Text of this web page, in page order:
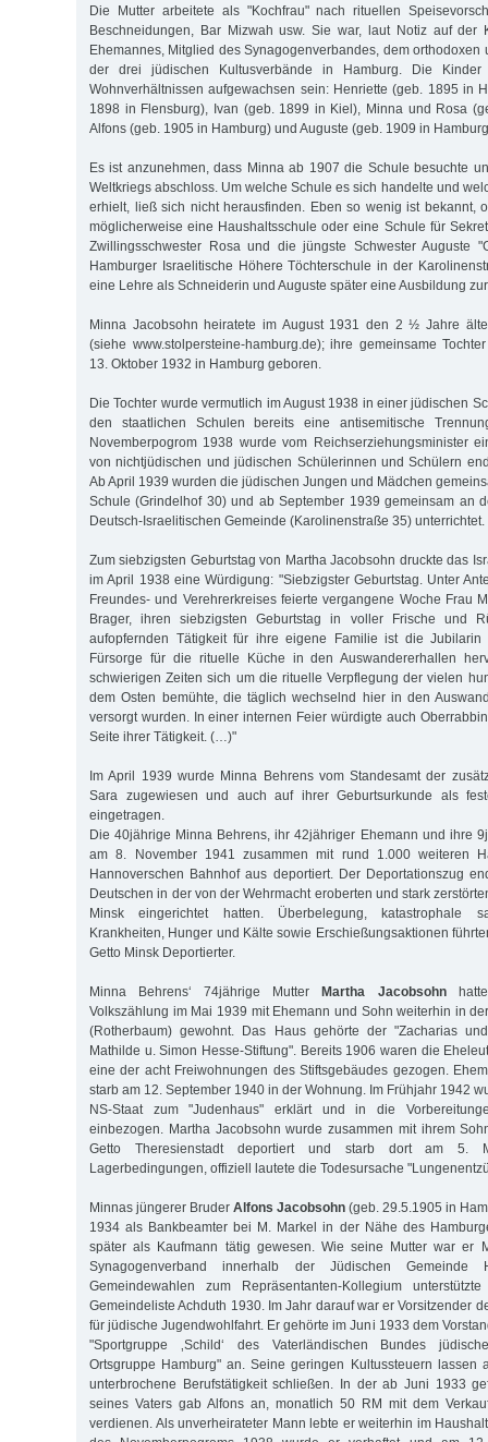
Die Mutter arbeitete als "Kochfrau" nach rituellen
Beschneidungen, Bar Mizwah usw. Sie war, laut Notiz auf der
Ehemannes, Mitglied des Synagogenverbandes, dem orthodoxen
der drei jüdischen Kultusverbände in Hamburg. Die
Wohnverhältnissen aufgewachsen sein: Henriette (geb. 1895 in
1898 in Flensburg), Ivan (geb. 1899 in Kiel), Minna und Rosa
Alfons (geb. 1905 in Hamburg) und Auguste (geb. 1909 in
Es ist anzunehmen, dass Minna ab 1907 die Schule besuchte
Weltkriegs abschloss. Um welche Schule es sich handelte und
erhielt, ließ sich nicht herausfinden. Eben so wenig ist bekannt,
möglicherweise eine Haushaltsschule oder eine Schule für
Zwillingsschwester Rosa und die jüngste Schwester Auguste
Hamburger Israelitische Höhere Töchterschule in der
eine Lehre als Schneiderin und Auguste später eine Ausbildung
Minna Jacobsohn heiratete im August 1931 den 2 ½ Jahre
(siehe www.stolpersteine-hamburg.de); ihre gemeinsame
13. Oktober 1932 in Hamburg geboren.
Die Tochter wurde vermutlich im August 1938 in einer jüdischen
den staatlichen Schulen bereits eine antisemitische
Novemberpogrom 1938 wurde vom Reichserziehungsminister
von nichtjüdischen und jüdischen Schülerinnen und Schülern
Ab April 1939 wurden die jüdischen Jungen und Mädchen
Schule (Grindelhof 30) und ab September 1939 gemeinsam an
Deutsch-Israelitischen Gemeinde (Karolinenstraße 35) unterrichtet.
Zum siebzigsten Geburtstag von Martha Jacobsohn druckte das
im April 1938 eine Würdigung: "Siebzigster Geburtstag. Unter
Freundes- und Verehrerkreises feierte vergangene Woche Frau
Brager, ihren siebzigsten Geburtstag in voller Frische und
aufopfernden Tätigkeit für ihre eigene Familie ist die Jubilarin
Fürsorge für die rituelle Küche in den Auswandererhallen
schwierigen Zeiten sich um die rituelle Verpflegung der vielen
dem Osten bemühte, die täglich wechselnd hier in den
versorgt wurden. In einer internen Feier würdigte auch
Seite ihrer Tätigkeit. (…)"
Im April 1939 wurde Minna Behrens vom Standesamt der
Sara zugewiesen und auch auf ihrer Geburtsurkunde als
eingetragen.
Die 40jährige Minna Behrens, ihr 42jähriger Ehemann und ihre
am 8. November 1941 zusammen mit rund 1.000 weiteren
Hannoverschen Bahnhof aus deportiert. Der Deportationszug
Deutschen in der von der Wehrmacht eroberten und stark
Minsk eingerichtet hatten. Überbelegung, katastrophale
Krankheiten, Hunger und Kälte sowie Erschießungsaktionen
Getto Minsk Deportierter.
Minna Behrens‘ 74jährige MutterMartha Jacobsohnhatte
Volkszählung im Mai 1939 mit Ehemann und Sohn weiterhin in
(Rotherbaum) gewohnt. Das Haus gehörte der "Zacharias
Mathilde u. Simon Hesse-Stiftung". Bereits 1906 waren die
eine der acht Freiwohnungen des Stiftsgebäudes gezogen.
starb am 12. September 1940 in der Wohnung. Im Frühjahr 1942
NS-Staat zum "Judenhaus" erklärt und in die
einbezogen. Martha Jacobsohn wurde zusammen mit ihrem
Getto Theresienstadt deportiert und starb dort am 5.
Lagerbedingungen, offiziell lautete die Todesursache
Minnas jüngerer Bruder Alfons Jacobsohn (geb. 29.5.1905 in
1934 als Bankbeamter bei M. Markel in der Nähe des
später als Kaufmann tätig gewesen. Wie seine Mutter war er
Synagogenverband innerhalb der Jüdischen Gemeinde
Gemeindewahlen zum Repräsentanten-Kollegium
Gemeindeliste Achduth 1930. Im Jahr darauf war er Vorsitzender
für jüdische Jugendwohlfahrt. Er gehörte im Juni 1933 dem
"Sportgruppe ‚Schild‘ des Vaterländischen Bundes
Ortsgruppe Hamburg" an. Seine geringen Kultussteuern lassen
unterbrochene Berufstätigkeit schließen. In der ab Juni 1933
seines Vaters gab Alfons an, monatlich 50 RM mit dem
verdienen. Als unverheirateter Mann lebte er weiterhin im